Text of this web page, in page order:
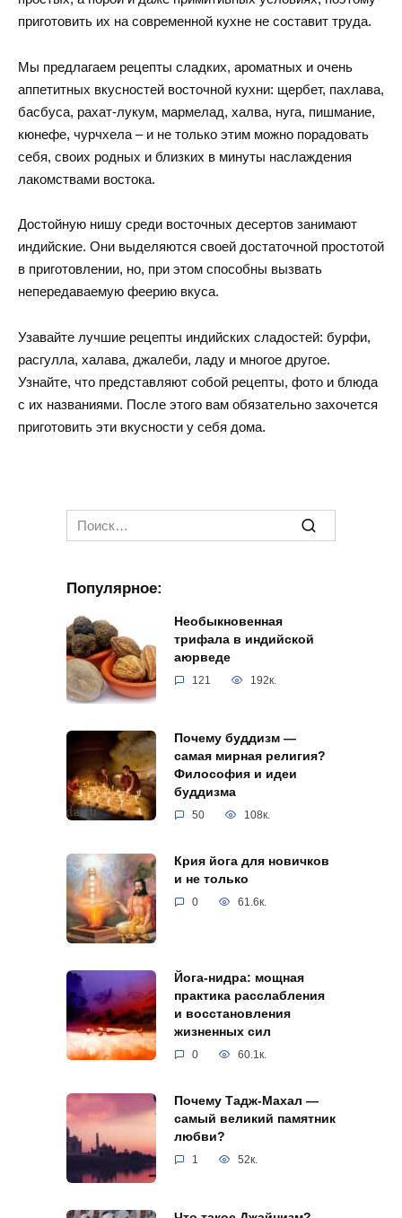
приготовить их на современной кухне не составит труда.
Мы предлагаем рецепты сладких, ароматных и очень
аппетитных вкусностей восточной кухни: щербет, пахлава,
басбуса, рахат-лукум, мармелад, халва, нуга, пишмание,
кюнефе, чурчхела – и не только этим можно порадовать
себя, своих родных и близких в минуты наслаждения
лакомствами востока.
Достойную нишу среди восточных десертов занимают
индийские. Они выделяются своей достаточной простотой
в приготовлении, но, при этом способны вызвать
непередаваемую феерию вкуса.
Узавайте лучшие рецепты индийских сладостей: бурфи,
расгулла, халава, джалеби, ладу и многое другое.
Узнайте, что представляют собой рецепты, фото и блюда
с их названиями. После этого вам обязательно захочется
приготовить эти вкусности у себя дома.
Search
for:
Популярное:
Необыкновенная
трифала в индийской
аюрведе
121 192к.
Почему буддизм —
самая мирная религия?
Философия и идеи
буддизма
50 108к.
Крия йога для новичков
и не только
0 61.6к.
Йога-нидра: мощная
практика расслабления
и восстановления
жизненных сил
0 60.1к.
Почему Тадж-Махал —
самый великий памятник
любви?
1 52к.